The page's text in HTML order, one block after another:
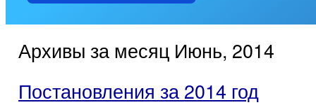
Архивы за месяц Июнь, 2014
Постановления за 2014 год